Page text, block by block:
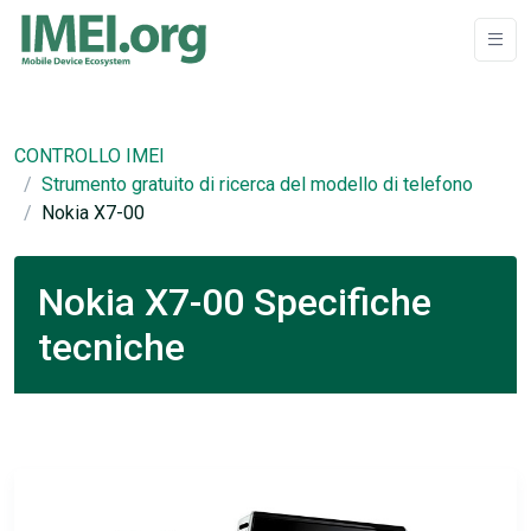
CONTROLLO IMEI
Strumento gratuito di ricerca del modello di telefono
Nokia X7-00
Nokia X7-00 Specifiche
tecniche